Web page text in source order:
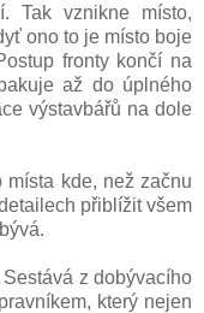
Tak vznikne místo,
ono to je místo boje
fronty končí na
až do úplného
výstavbářů na dole
kde, než začnu
přiblížit všem
z dobývacího
který nejen